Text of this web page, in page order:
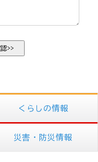
くらしの情報
災害・防災情報